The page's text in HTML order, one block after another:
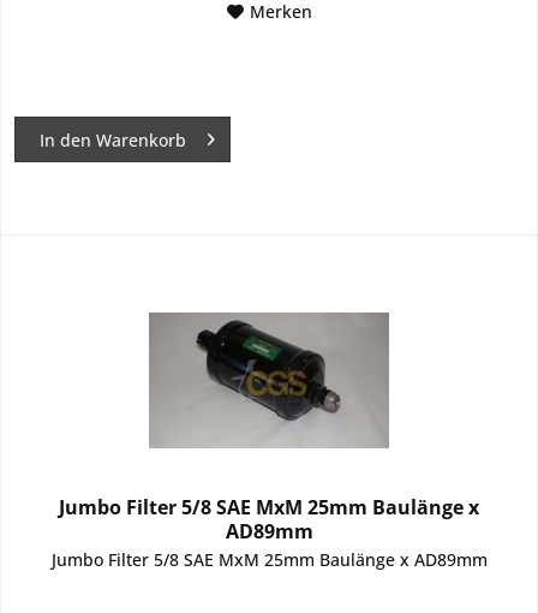
Merken
In den Warenkorb
Jumbo Filter 5/8 SAE MxM 25mm Baulänge x
AD89mm
Jumbo Filter 5/8 SAE MxM 25mm Baulänge x AD89mm